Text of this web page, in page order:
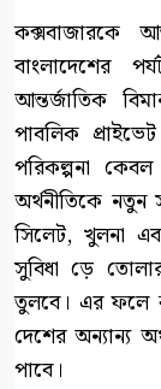
কক্সবাজারকে
বাংলাদেশের
আন্তর্জাতিক
পাবলিক
পরিকল্পনা
অর্থনীতিকে নতুন
সিলেট, খুলনা
সুবিধা ড়ে
তুলবে। এর ফলে
দেশের অন্যান্য
পাবে।